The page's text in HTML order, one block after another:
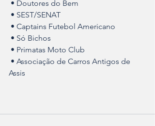
• Doutores do Bem
• SEST/SENAT
• Captains Futebol Americano
• Só Bichos
• Primatas Moto Club
Assis